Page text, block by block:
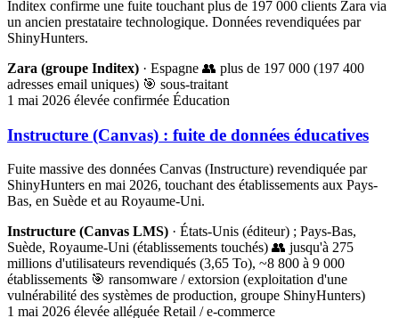
Inditex confirme une fuite touchant plus de 197 000 clients Zara via
un ancien prestataire technologique. Données revendiquées par
ShinyHunters.
Zara (groupe Inditex) · Espagne 👥 plus de 197 000 (197 400
adresses email uniques) 🎯 sous-traitant
1 mai 2026 élevée confirmée Éducation
Instructure (Canvas) : fuite de données éducatives
Fuite massive des données Canvas (Instructure) revendiquée par
ShinyHunters en mai 2026, touchant des établissements aux Pays-
Bas, en Suède et au Royaume-Uni.
Instructure (Canvas LMS) · États-Unis (éditeur) ; Pays-Bas,
Suède, Royaume-Uni (établissements touchés) 👥 jusqu'à 275
millions d'utilisateurs revendiqués (3,65 To), ~8 800 à 9 000
établissements 🎯 ransomware / extorsion (exploitation d'une
vulnérabilité des systèmes de production, groupe ShinyHunters)
1 mai 2026 élevée alléguée Retail / e-commerce